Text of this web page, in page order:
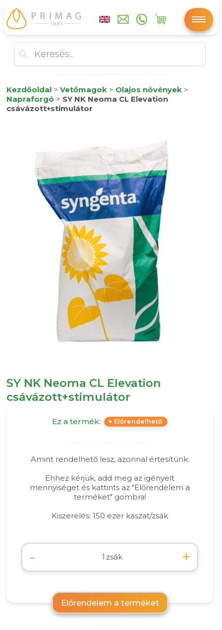
Kezdőoldal > Vetőmagok > Olajos növények >
Napraforgó > SY NK Neoma CL Elevation
csávázott+stimulátor
SY NK Neoma CL Elevation
csávázott+stimulátor
Ez a termék: Előrendelhető
Amint rendelhető lesz, azonnal értesítünk.
Ehhez kérjük, add meg az igényelt
mennyiséget és kattints az "Előrendelem a
terméket" gombra!
Kiszerelés: 150 ezer kaszat/zsák
- zsák +
Előrendelem a terméket